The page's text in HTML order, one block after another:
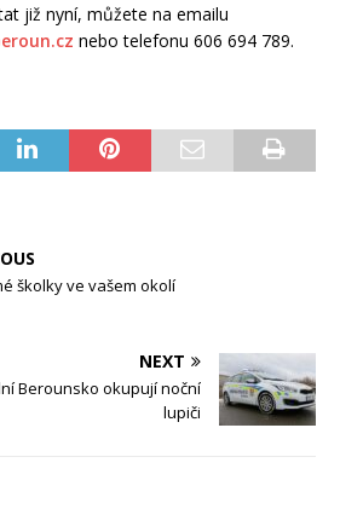
již nyní, můžete na emailu
nebo telefonu 606 694 789.
školky ve vašem okolí
NEXT
Berounsko okupují noční
lupiči